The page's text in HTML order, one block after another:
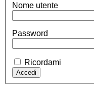
Nome utente
Password
Ricordami